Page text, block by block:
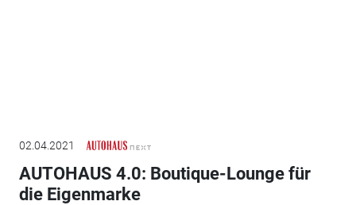
02.04.2021
AUTOHAUS 4.0: Boutique-Lounge für
die Eigenmarke